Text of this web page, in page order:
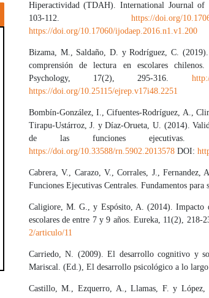
Hiperactividad (TDAH). International Journal of
103-112. https://doi.org/
https://doi.org/10.17060/ijodaep.2016.n1.v1.200
Bizama, M., Saldaño, D. y Rodríguez, C.
comprensión de lectura en escolares
Psychology, 17(2), 295-316.
https://doi.org/10.25115/ejrep.v17i48.2251
Bombín-González, I., Cifuentes-Rodríguez, A.,
Tirapu-Ustárroz, J. y Díaz-Orueta, U. (2014).
de las funciones ejecutivas.
https://doi.org/10.33588/rn.5902.2013578DOI:
Cabrera, V., Carazo, V., Corrales, J.,
Funciones Ejecutivas Centrales. Fundamentos
Caligiore, M. G., y Espósito, A. (2014). Impacto
escolares de entre 7 y 9 años. Eureka, 11(2), 218-
2/articulo/11
Carriedo, N. (2009). El desarrollo cognitivo y
Mariscal. (Ed.), El desarrollo psicológico a lo
Castillo, M., Ezquerro, A., Llamas, F. y López,